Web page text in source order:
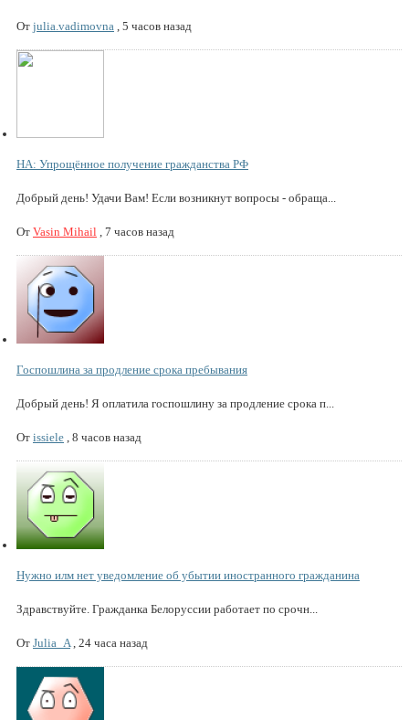
От julia.vadimovna 5 часов назад
НА: Упрощённое получение гражданства РФ
Добрый день! Удачи Вам! Если возникнут вопросы - обраща...
От Vasin Mihail 7 часов назад
Госпошлина за продление срока пребывания
Добрый день! Я оплатила госпошлину за продление срока п...
От issiele 8 часов назад
Нужно илм нет уведомление об убытии иностранного гражданина
Здравствуйте. Гражданка Белоруссии работает по срочн...
От Julia_A 24 часа назад